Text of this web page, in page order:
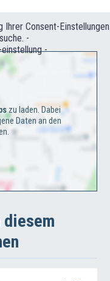
Ihrer Consent-Einstellungen
-
-
zu laden. Dabei
Daten an den